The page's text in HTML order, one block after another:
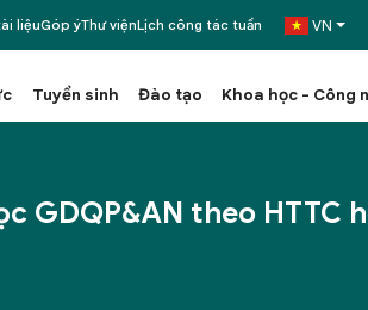
liệuGóp ýThư việnLịch công tác tuần VN
Tuyển sinh Đào tạo Khoa học - Công
GDQP&AN theo HTTC